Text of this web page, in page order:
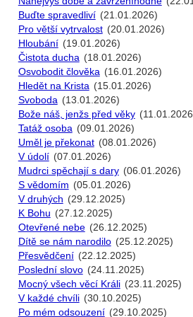
Buďte spravedliví (21.01.2026)
Pro větší vytrvalost (20.01.2026)
Hloubání (19.01.2026)
Čistota ducha (18.01.2026)
Osvobodit člověka (16.01.2026)
Hledět na Krista (15.01.2026)
Svoboda (13.01.2026)
Bože náš, jenžs před věky
Tatáž osoba (09.01.2026)
Uměl je překonat (08.01.2026)
V údolí (07.01.2026)
Mudrci spěchají s dary (06.01.2026)
S vědomím (05.01.2026)
V druhých (29.12.2025)
K Bohu (27.12.2025)
Otevřené nebe (26.12.2025)
Dítě se nám narodilo (25.12.2025)
Přesvědčení (22.12.2025)
Poslední slovo (24.11.2025)
Mocný všech věcí Králi (23.11.2025)
V každé chvíli (30.10.2025)
Po mém odsouzení (29.10.2025)